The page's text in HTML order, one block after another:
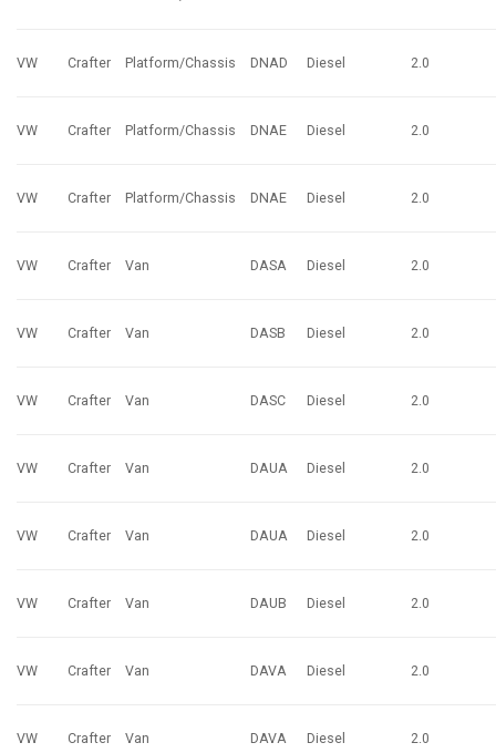
VW Crafter Platform/Chassis DNAD Diesel 2.0
VW Crafter Platform/Chassis DNAE Diesel 2.0
VW Crafter Platform/Chassis DNAE Diesel 2.0
VW Crafter Van DASA Diesel 2.0
VW Crafter Van DASB Diesel 2.0
VW Crafter Van DASC Diesel 2.0
VW Crafter Van DAUA Diesel 2.0
VW Crafter Van DAUA Diesel 2.0
VW Crafter Van DAUB Diesel 2.0
VW Crafter Van DAVA Diesel 2.0
VW Crafter Van DAVA Diesel 2.0